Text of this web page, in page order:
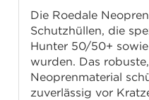
Die Roedale
Schutzhüllen, die
Hunter 50/50+
wurden. Das
Neoprenmaterial
zuverlässig vor